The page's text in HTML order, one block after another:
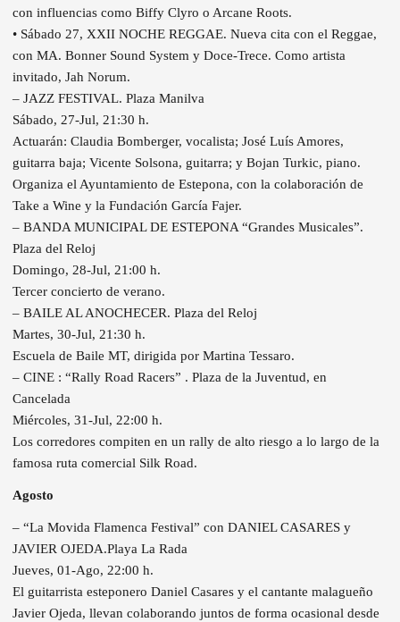
con influencias como Biffy Clyro o Arcane Roots.
• Sábado 27, XXII NOCHE REGGAE. Nueva cita con el Reggae,
con MA. Bonner Sound System y Doce-Trece. Como artista
invitado, Jah Norum.
– JAZZ FESTIVAL. Plaza Manilva
Sábado, 27-Jul, 21:30 h.
Actuarán: Claudia Bomberger, vocalista; José Luís Amores,
guitarra baja; Vicente Solsona, guitarra; y Bojan Turkic, piano.
Organiza el Ayuntamiento de Estepona, con la colaboración de
Take a Wine y la Fundación García Fajer.
– BANDA MUNICIPAL DE ESTEPONA “Grandes Musicales”.
Plaza del Reloj
Domingo, 28-Jul, 21:00 h.
Tercer concierto de verano.
– BAILE AL ANOCHECER. Plaza del Reloj
Martes, 30-Jul, 21:30 h.
Escuela de Baile MT, dirigida por Martina Tessaro.
– CINE : “Rally Road Racers” . Plaza de la Juventud, en
Cancelada
Miércoles, 31-Jul, 22:00 h.
Los corredores compiten en un rally de alto riesgo a lo largo de la
famosa ruta comercial Silk Road.
Agosto
– “La Movida Flamenca Festival” con DANIEL CASARES y
JAVIER OJEDA.Playa La Rada
Jueves, 01-Ago, 22:00 h.
El guitarrista esteponero Daniel Casares y el cantante malagueño
Javier Ojeda, llevan colaborando juntos de forma ocasional desde